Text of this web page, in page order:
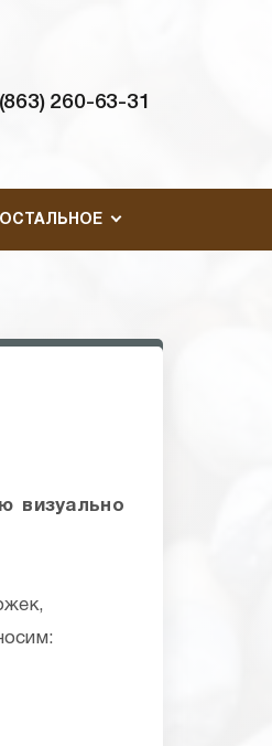
260-63-31
ОСТАЛЬНОЕ
визуально